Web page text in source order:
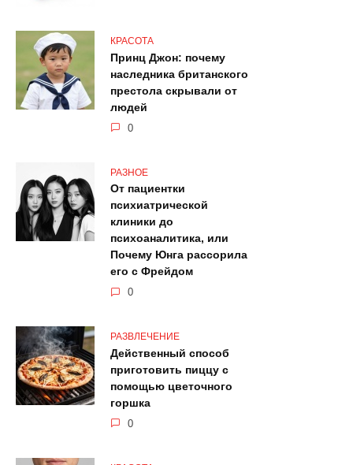
КРАСОТА
Принц Джон: почему
наследника британского
престола скрывали от
людей
0
РАЗНОЕ
От пациентки
психиатрической
клиники до
психоаналитика, или
Почему Юнга рассорила
его с Фрейдом
0
РАЗВЛЕЧЕНИЕ
Действенный способ
приготовить пиццу с
помощью цветочного
горшка
0